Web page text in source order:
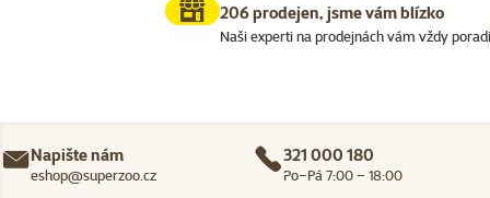
206 prodejen, jsme vám blízko
Naši experti na prodejnách vám vždy poradí
Napište nám
eshop@superzoo.cz
321 000 180
Po–Pá 7:00 – 18:00